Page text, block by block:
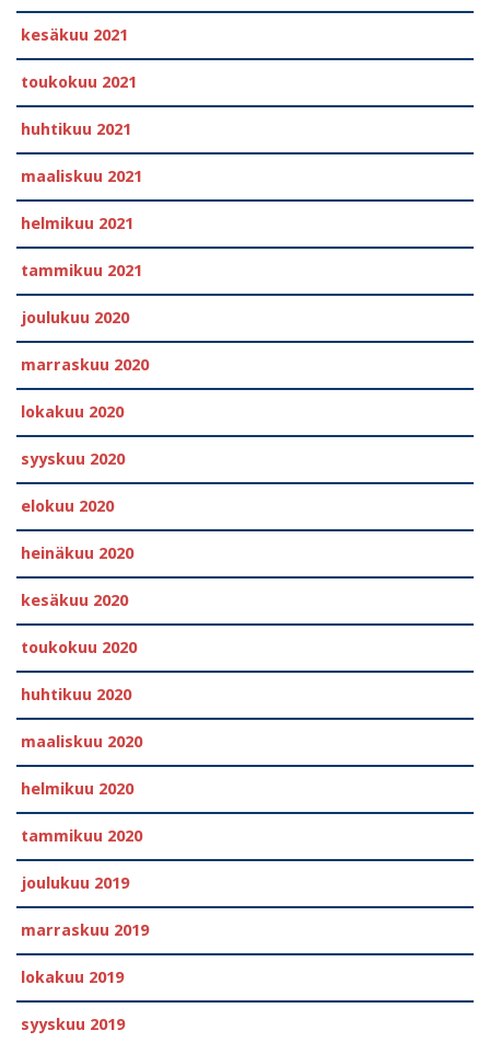
kesäkuu 2021
toukokuu 2021
huhtikuu 2021
maaliskuu 2021
helmikuu 2021
tammikuu 2021
joulukuu 2020
marraskuu 2020
lokakuu 2020
syyskuu 2020
elokuu 2020
heinäkuu 2020
kesäkuu 2020
toukokuu 2020
huhtikuu 2020
maaliskuu 2020
helmikuu 2020
tammikuu 2020
joulukuu 2019
marraskuu 2019
lokakuu 2019
syyskuu 2019